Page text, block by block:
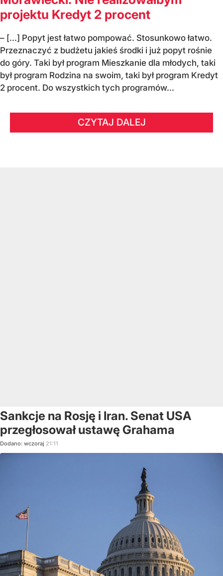
projektu Kredyt 2 procent
– [...] Popyt jest łatwo pompować. Stosunkowo łatwo.
Przeznaczyć z budżetu jakieś środki i już popyt rośnie
do góry. Taki był program Mieszkanie dla młodych, taki
był program Rodzina na swoim, taki był program Kredyt
2 procent. Do wszystkich tych programów...
CZYTAJ DALEJ
Sankcje na Rosję i Iran. Senat USA
przegłosował ustawę Grahama
Dodano: wczoraj 21:11